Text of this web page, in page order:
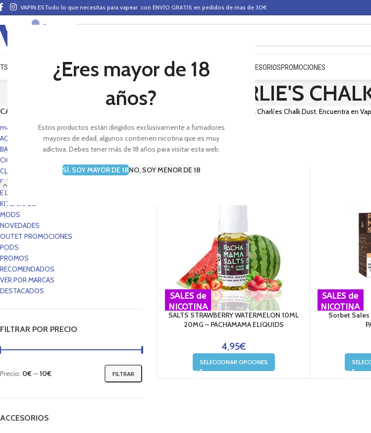
¿Eres mayor de 18
años?
Estos productos están dirigidos exclusivamente a fumadores
mayores de edad, algunos contienen nicotina que es muy
adictiva. Debes tener más de 18 años para visitar esta web.
SÍ, SOY MAYOR DE 18NO, SOY MENOR DE 18
VAPIN.ESTodo lo que necesitas para vapear con ENVÍO GRATIS en pedidos de mas de 30€
VAPEO MODS CLAROMIZADORES BASES Y AROMAS (ALQUIMIA) ACCESORIOSPROMOCIONES
CHARLIE'S
CATEGORÍAS
mas vendidos portada
ACCESORIOS
BASES Y AROMAS
CIG. E-PEN STYLE
CLAROMIZADORES
E-LÍQUIDOS
E LIQUIDS PORTADA
KITS VAPEO
MODS
NOVEDADES
OUTET PROMOCIONES
PODS
PROMOS
RECOMENDADOS
VER POR MARCAS
DESTACADOS
FILTRAR POR PRECIO
FILTRAR
Precio: 0€—10€
ACCESORIOS
Sección de e-liquids de la marca Charli’es Chalk Dust. Encuentra
disfruta de tu vapeo.
SALES de
NICOTINA
SALTS STRAWBERRY WATERMELON 10ML
20MG – PACHAMAMA ELIQUIDS
4,95€
SELECCIONAR OPCIONES
SALES de
NICOTINA
Sorbet